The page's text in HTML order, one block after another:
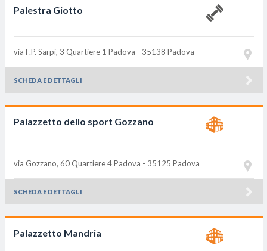
Palestra Giotto
via F.P. Sarpi, 3 Quartiere 1 Padova - 35138 Padova
SCHEDA E DETTAGLI
Palazzetto dello sport Gozzano
via Gozzano, 60 Quartiere 4 Padova - 35125 Padova
SCHEDA E DETTAGLI
Palazzetto Mandria